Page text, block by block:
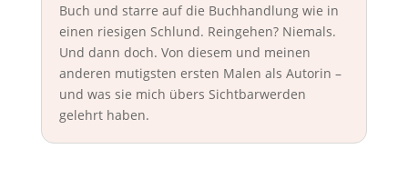
Buch und starre auf die Buchhandlung wie in
einen riesigen Schlund. Reingehen? Niemals.
Und dann doch. Von diesem und meinen
anderen mutigsten ersten Malen als Autorin –
und was sie mich übers Sichtbarwerden
gelehrt haben.